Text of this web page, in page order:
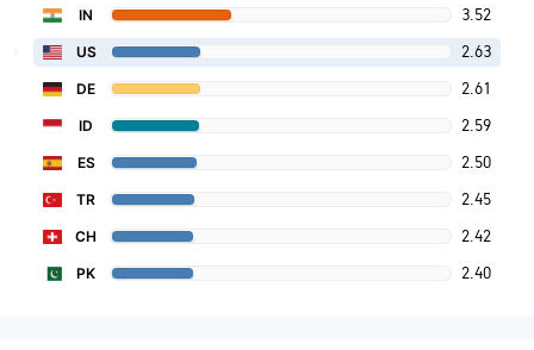
IN 3.52
US 2.63
DE 2.61
ID 2.59
ES 2.50
TR 2.45
CH 2.42
PK 2.40